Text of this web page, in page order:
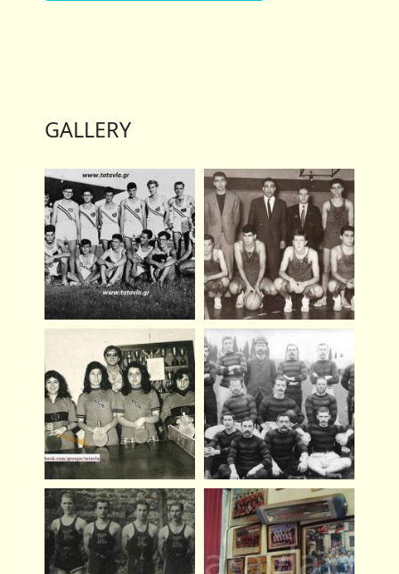
GALLERY